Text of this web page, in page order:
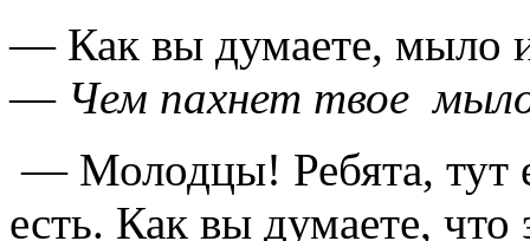
— Как вы думаете, мыло
— Чем пахнет твое
— Молодцы! Ребята, тут
есть. Как вы думаете,